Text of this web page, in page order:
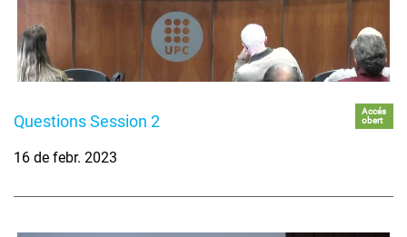
Questions Session 2
Accés
obert
16 de febr. 2023